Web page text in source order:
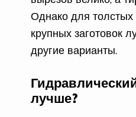
Однако для толстых
крупных заготовок
другие варианты.
лучше?